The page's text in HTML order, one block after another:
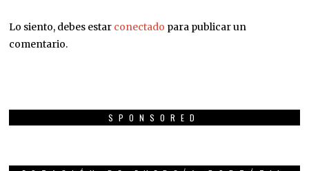
Lo siento, debes estar conectado para publicar un
comentario.
SPONSORED